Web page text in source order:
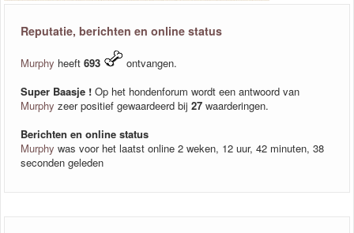
Reputatie, berichten en online status
Murphy heeft 693
ontvangen.
Super Baasje ! Op het hondenforum wordt een antwoord van
Murphy zeer positief gewaardeerd bij 27 waarderingen.
Berichten en online status
Murphy was voor het laatst online 2 weken, 12 uur, 42 minuten, 38
seconden geleden